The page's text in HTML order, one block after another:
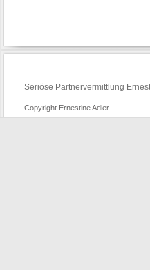
Seriöse Partnervermittlung
Copyright Ernestine Adler